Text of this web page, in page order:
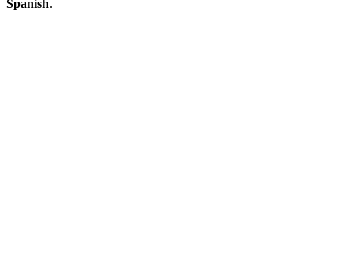
Spanish.